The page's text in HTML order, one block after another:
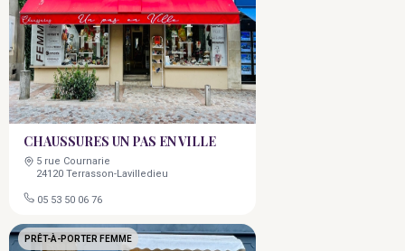
CHAUSSURES UN PAS EN VILLE
5 rue Cournarie
24120 Terrasson-Lavilledieu
05 53 50 06 76
PRÊT-À-PORTER FEMME